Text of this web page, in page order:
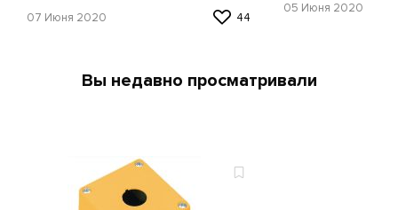
07 Июня 2020 44
05 Июня 2020
Вы недавно просматривали